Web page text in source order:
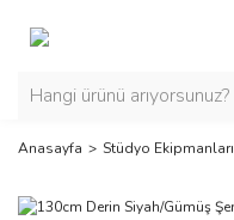
Anasayfa Stüdyo Ekipmanları